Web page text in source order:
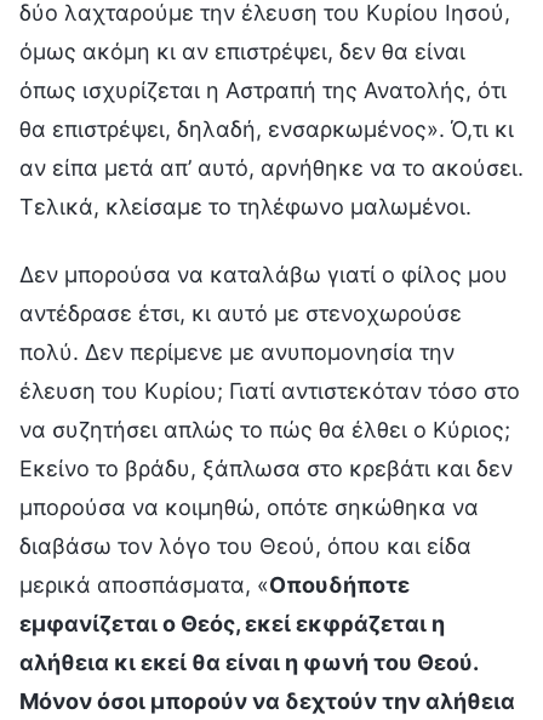
δύο λαχταρούμε την έλευση του Κυρίου Ιησού,
όμως ακόμη κι αν επιστρέψει, δεν θα είναι
όπως ισχυρίζεται η Αστραπή της Ανατολής, ότι
θα επιστρέψει, δηλαδή, ενσαρκωμένος». Ό,τι κι
αν είπα μετά απ’ αυτό, αρνήθηκε να το ακούσει.
Τελικά, κλείσαμε το τηλέφωνο μαλωμένοι.
Δεν μπορούσα να καταλάβω γιατί ο φίλος μου
αντέδρασε έτσι, κι αυτό με στενοχωρούσε
πολύ. Δεν περίμενε με ανυπομονησία την
έλευση του Κυρίου; Γιατί αντιστεκόταν τόσο στο
να συζητήσει απλώς το πώς θα έλθει ο Κύριος;
Εκείνο το βράδυ, ξάπλωσα στο κρεβάτι και δεν
μπορούσα να κοιμηθώ, οπότε σηκώθηκα να
διαβάσω τον λόγο του Θεού, όπου και είδα
μερικά αποσπάσματα, «Οπουδήποτε
εμφανίζεται ο Θεός, εκεί εκφράζεται η
αλήθεια κι εκεί θα είναι η φωνή του Θεού.
Μόνον όσοι μπορούν να δεχτούν την αλήθεια